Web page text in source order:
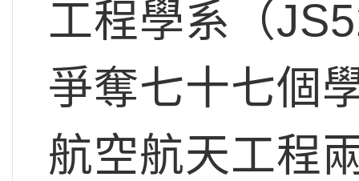
工程學系（
爭奪七十七個
航空航天工程